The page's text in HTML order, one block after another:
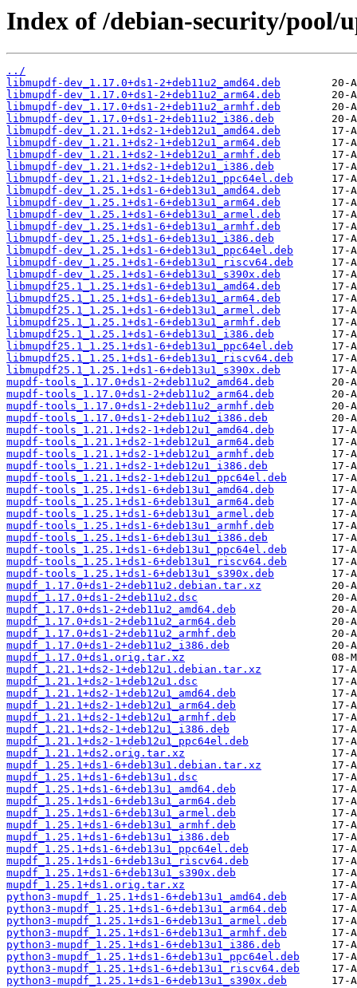
Index of /debian-security/pool/
../
libmupdf-dev_1.17.0+ds1-2+deb11u2_amd64.deb
libmupdf-dev_1.17.0+ds1-2+deb11u2_arm64.deb
libmupdf-dev_1.17.0+ds1-2+deb11u2_armhf.deb
libmupdf-dev_1.17.0+ds1-2+deb11u2_i386.deb
libmupdf-dev_1.21.1+ds2-1+deb12u1_amd64.deb
libmupdf-dev_1.21.1+ds2-1+deb12u1_arm64.deb
libmupdf-dev_1.21.1+ds2-1+deb12u1_armhf.deb
libmupdf-dev_1.21.1+ds2-1+deb12u1_i386.deb
libmupdf-dev_1.21.1+ds2-1+deb12u1_ppc64el.deb
libmupdf-dev_1.25.1+ds1-6+deb13u1_amd64.deb
libmupdf-dev_1.25.1+ds1-6+deb13u1_arm64.deb
libmupdf-dev_1.25.1+ds1-6+deb13u1_armel.deb
libmupdf-dev_1.25.1+ds1-6+deb13u1_armhf.deb
libmupdf-dev_1.25.1+ds1-6+deb13u1_i386.deb
libmupdf-dev_1.25.1+ds1-6+deb13u1_ppc64el.deb
libmupdf-dev_1.25.1+ds1-6+deb13u1_riscv64.deb
libmupdf-dev_1.25.1+ds1-6+deb13u1_s390x.deb
libmupdf25.1_1.25.1+ds1-6+deb13u1_amd64.deb
libmupdf25.1_1.25.1+ds1-6+deb13u1_arm64.deb
libmupdf25.1_1.25.1+ds1-6+deb13u1_armel.deb
libmupdf25.1_1.25.1+ds1-6+deb13u1_armhf.deb
libmupdf25.1_1.25.1+ds1-6+deb13u1_i386.deb
libmupdf25.1_1.25.1+ds1-6+deb13u1_ppc64el.deb
libmupdf25.1_1.25.1+ds1-6+deb13u1_riscv64.deb
libmupdf25.1_1.25.1+ds1-6+deb13u1_s390x.deb
mupdf-tools_1.17.0+ds1-2+deb11u2_amd64.deb
mupdf-tools_1.17.0+ds1-2+deb11u2_arm64.deb
mupdf-tools_1.17.0+ds1-2+deb11u2_armhf.deb
mupdf-tools_1.17.0+ds1-2+deb11u2_i386.deb
mupdf-tools_1.21.1+ds2-1+deb12u1_amd64.deb
mupdf-tools_1.21.1+ds2-1+deb12u1_arm64.deb
mupdf-tools_1.21.1+ds2-1+deb12u1_armhf.deb
mupdf-tools_1.21.1+ds2-1+deb12u1_i386.deb
mupdf-tools_1.21.1+ds2-1+deb12u1_ppc64el.deb
mupdf-tools_1.25.1+ds1-6+deb13u1_amd64.deb
mupdf-tools_1.25.1+ds1-6+deb13u1_arm64.deb
mupdf-tools_1.25.1+ds1-6+deb13u1_armel.deb
mupdf-tools_1.25.1+ds1-6+deb13u1_armhf.deb
mupdf-tools_1.25.1+ds1-6+deb13u1_i386.deb
mupdf-tools_1.25.1+ds1-6+deb13u1_ppc64el.deb
mupdf-tools_1.25.1+ds1-6+deb13u1_riscv64.deb
mupdf-tools_1.25.1+ds1-6+deb13u1_s390x.deb
mupdf_1.17.0+ds1-2+deb11u2.debian.tar.xz
mupdf_1.17.0+ds1-2+deb11u2.dsc
mupdf_1.17.0+ds1-2+deb11u2_amd64.deb
mupdf_1.17.0+ds1-2+deb11u2_arm64.deb
mupdf_1.17.0+ds1-2+deb11u2_armhf.deb
mupdf_1.17.0+ds1-2+deb11u2_i386.deb
mupdf_1.17.0+ds1.orig.tar.xz
mupdf_1.21.1+ds2-1+deb12u1.debian.tar.xz
mupdf_1.21.1+ds2-1+deb12u1.dsc
mupdf_1.21.1+ds2-1+deb12u1_amd64.deb
mupdf_1.21.1+ds2-1+deb12u1_arm64.deb
mupdf_1.21.1+ds2-1+deb12u1_armhf.deb
mupdf_1.21.1+ds2-1+deb12u1_i386.deb
mupdf_1.21.1+ds2-1+deb12u1_ppc64el.deb
mupdf_1.21.1+ds2.orig.tar.xz
mupdf_1.25.1+ds1-6+deb13u1.debian.tar.xz
mupdf_1.25.1+ds1-6+deb13u1.dsc
mupdf_1.25.1+ds1-6+deb13u1_amd64.deb
mupdf_1.25.1+ds1-6+deb13u1_arm64.deb
mupdf_1.25.1+ds1-6+deb13u1_armel.deb
mupdf_1.25.1+ds1-6+deb13u1_armhf.deb
mupdf_1.25.1+ds1-6+deb13u1_i386.deb
mupdf_1.25.1+ds1-6+deb13u1_ppc64el.deb
mupdf_1.25.1+ds1-6+deb13u1_riscv64.deb
mupdf_1.25.1+ds1-6+deb13u1_s390x.deb
mupdf_1.25.1+ds1.orig.tar.xz
python3-mupdf_1.25.1+ds1-6+deb13u1_amd64.deb
python3-mupdf_1.25.1+ds1-6+deb13u1_arm64.deb
python3-mupdf_1.25.1+ds1-6+deb13u1_armel.deb
python3-mupdf_1.25.1+ds1-6+deb13u1_armhf.deb
python3-mupdf_1.25.1+ds1-6+deb13u1_i386.deb
python3-mupdf_1.25.1+ds1-6+deb13u1_ppc64el.deb
python3-mupdf_1.25.1+ds1-6+deb13u1_riscv64.deb
python3-mupdf_1.25.1+ds1-6+deb13u1_s390x.deb